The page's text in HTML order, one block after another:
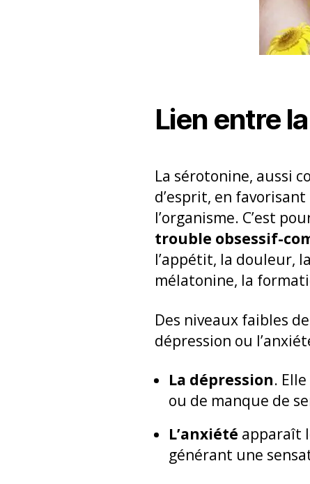
Lien entre
La sérotonine, aussi
d’esprit, en
l’organisme. C’est
trouble obsessif-
l’appétit, la douleur,
mélatonine, la
Des niveaux faibles
dépression ou
La dépression.
ou de manque de
L’anxiété apparaît
générant une